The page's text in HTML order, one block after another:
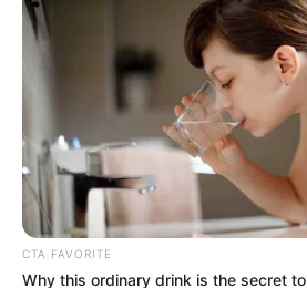
Choć „Człowiek ze stali” trafił na
wczesne prace pre-produkcyjne nad
widowiskiem o Supermanie ruszyły
W odnalezieniu właściwego
herosa, Warner Bros. zasięgnęło
komiksowego uniwersum DC, Granta
Waida, Goeffa Johnsa i Brada
pomysłów, które pojawiały się
reżysera
Matthew Vaughna
według scenariuszaMarka Millara
syn”). Filmy miały opowiedzieć
CTA FAVORITE
Why this ordinary drink is the secret